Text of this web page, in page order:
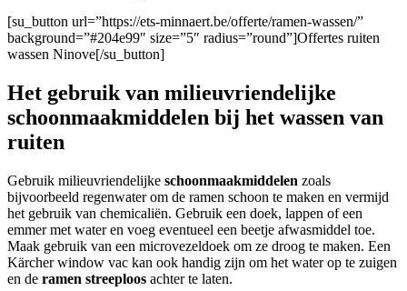
[su_button url=”https://ets-minnaert.be/offerte/ramen-wassen/”
background=”#204e99″ size=”5″ radius=”round”]Offertes ruiten
wassen Ninove[/su_button]
Het gebruik van milieuvriendelijke
schoonmaakmiddelen bij het wassen van
ruiten
Gebruik milieuvriendelijke schoonmaakmiddelen zoals
bijvoorbeeld regenwater om de ramen schoon te maken en vermijd
het gebruik van chemicaliën. Gebruik een doek, lappen of een
emmer met water en voeg eventueel een beetje afwasmiddel toe.
Maak gebruik van een microvezeldoek om ze droog te maken. Een
Kärcher window vac kan ook handig zijn om het water op te zuigen
en de ramen streeploos achter te laten.